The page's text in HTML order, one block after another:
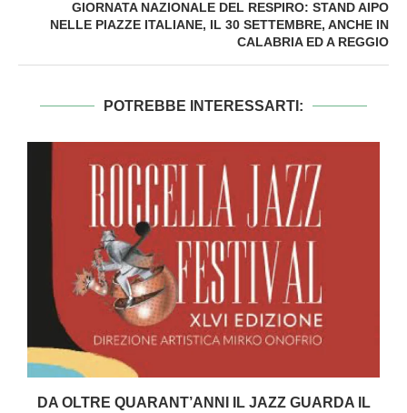
GIORNATA NAZIONALE DEL RESPIRO: STAND AIPO
NELLE PIAZZE ITALIANE, IL 30 SETTEMBRE, ANCHE IN
CALABRIA ED A REGGIO
POTREBBE INTERESSARTI:
DA OLTRE QUARANT’ANNI IL JAZZ GUARDA IL